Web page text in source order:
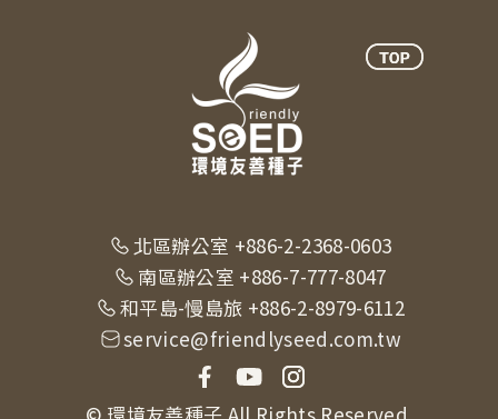
北區辦公室 +886-2-2368-0603
南區辦公室 +886-7-777-8047
和平島-慢島旅 +886-2-8979-6112
service@friendlyseed.com.tw